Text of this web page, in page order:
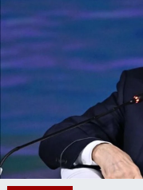
Sağlık
Teknoloji
Ramazan